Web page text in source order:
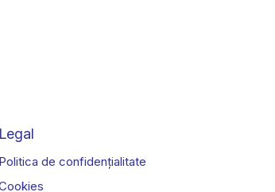
Legal
Politica de confidențialitate